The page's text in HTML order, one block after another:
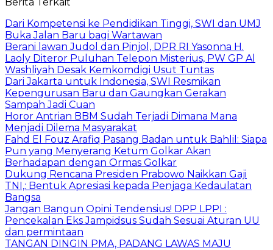
Dari Kompetensi ke Pendidikan Tinggi, SWI dan UMJ
Buka Jalan Baru bagi Wartawan
Berani lawan Judol dan Pinjol, DPR RI Yasonna H.
Laoly Diteror Puluhan Telepon Misterius, PW GP Al
Washliyah Desak Kemkomdigi Usut Tuntas
Dari Jakarta untuk Indonesia, SWI Resmikan
Kepengurusan Baru dan Gaungkan Gerakan
Sampah Jadi Cuan
Horor Antrian BBM Sudah Terjadi Dimana Mana
Menjadi Dilema Masyarakat
Fahd El Fouz Arafiq Pasang Badan untuk Bahlil: Siapa
Pun yang Menyerang Ketum Golkar Akan
Berhadapan dengan Ormas Golkar
Dukung Rencana Presiden Prabowo Naikkan Gaji
TNI,: Bentuk Apresiasi kepada Penjaga Kedaulatan
Bangsa
Jangan Bangun Opini Tendensius! DPP LPPI :
Pencekalan Eks Jampidsus Sudah Sesuai Aturan UU
dan permintaan
TANGAN DINGIN PMA, PADANG LAWAS MAJU